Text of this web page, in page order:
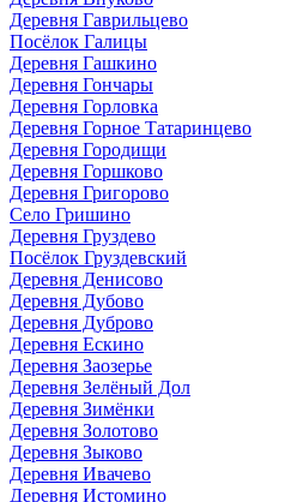
Деревня Гаврильцево
Посёлок Галицы
Деревня Гашкино
Деревня Гончары
Деревня Горловка
Деревня Горное Татаринцево
Деревня Городищи
Деревня Горшково
Деревня Григорово
Село Гришино
Деревня Груздево
Посёлок Груздевский
Деревня Денисово
Деревня Дубово
Деревня Дуброво
Деревня Ескино
Деревня Заозерье
Деревня Зелёный Дол
Деревня Зимёнки
Деревня Золотово
Деревня Зыково
Деревня Ивачево
Деревня Истомино